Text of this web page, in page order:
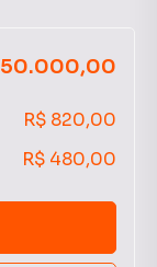
R$ 820,00
R$ 480,00